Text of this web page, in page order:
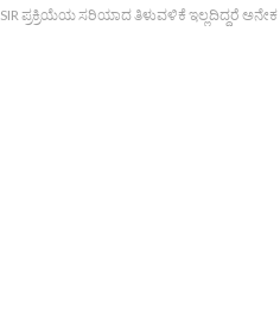
SIR ಪ್ರಕ್ರಿಯೆಯ ಸರಿಯಾದ ತಿಳುವಳಿಕೆ ಇಲ್ಲದಿದ್ದರೆ